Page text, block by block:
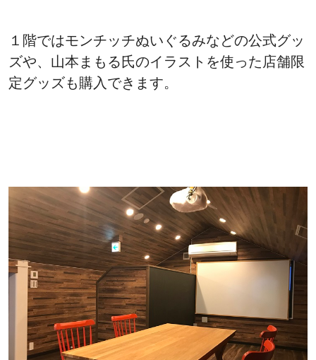
１階ではモンチッチぬいぐるみなどの公式グッ
ズや、山本まもる氏のイラストを使った店舗限
定グッズも購入できます。